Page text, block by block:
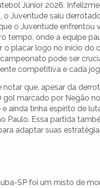
Júnior 2026.
Juventude saiu
o Juventude enfrentou
tempo, onde a equipe
o placar logo no início do
pode ser
competitiva e cada
que, apesar da
gol marcado por Negão
ainda tinha espírito de
Paulo. Essa partida
adaptar suas
SP foi um misto de